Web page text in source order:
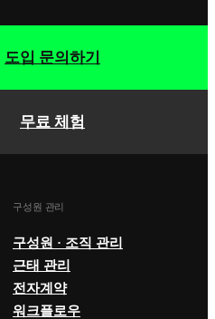
무료 체험
도입 문의하기
구성원 관리
구성원 · 조직 관리
근태 관리
전자계약
워크플로우